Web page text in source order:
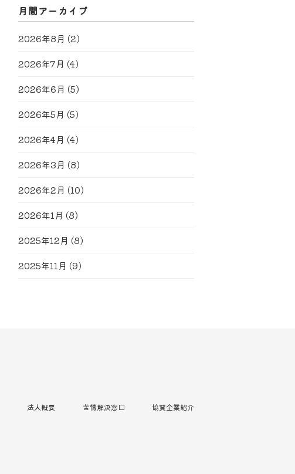
月間アーカイブ
2026年8月 (2)
2026年7月 (4)
2026年6月 (5)
2026年5月 (5)
2026年4月 (4)
2026年3月 (8)
2026年2月 (10)
2026年1月 (8)
2025年12月 (8)
2025年11月 (9)
法人概要 苦情解決窓口 協賛企業紹介